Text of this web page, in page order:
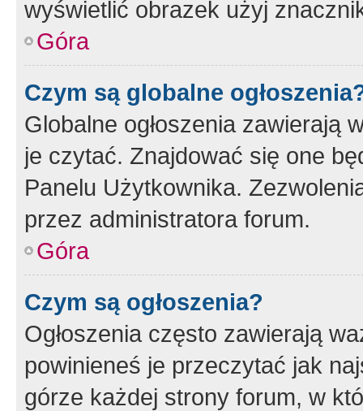
wyświetlić obrazek użyj
Góra
Czym są globalne
Globalne ogłoszenia zawierają
je czytać. Znajdować się one
Panelu Użytkownika.
przez administratora forum.
Góra
Czym są ogłoszenia?
Ogłoszenia często zawierają
powinieneś je przeczytać jak
górze każdej strony forum, w